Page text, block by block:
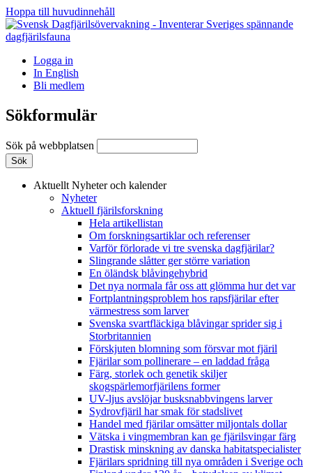
Hoppa till huvudinnehåll
Logga in
In English
Bli medlem
Sökformulär
Sök på webbplatsen
Aktuellt Nyheter och kalender
Nyheter
Aktuell fjärilsforskning
Hela artikellistan
Om forskningsartiklar och referenser
Varför förlorade vi tre svenska dagfjärilar?
Slingrande slåtter ger större variation
En öländsk blåvingehybrid
Det nya normala får oss att glömma hur det var
Fortplantningsproblem hos rapsfjärilar efter
värmestress som larver
Svenska svartfläckiga blåvingar sprider sig i
Storbritannien
Förskjuten blomning som försvar mot fjäril
Fjärilar som pollinerare – en laddad fråga
Färg, storlek och genetik skiljer
skogspärlemorfjärilens former
UV-ljus avslöjar busksnabbvingens larver
Sydrovfjäril har smak för stadslivet
Handel med fjärilar omsätter miljontals dollar
Vätska i vingmembran kan ge fjärilsvingar färg
Drastisk minskning av danska habitatspecialister
Fjärilars spridning till nya områden i Sverige och